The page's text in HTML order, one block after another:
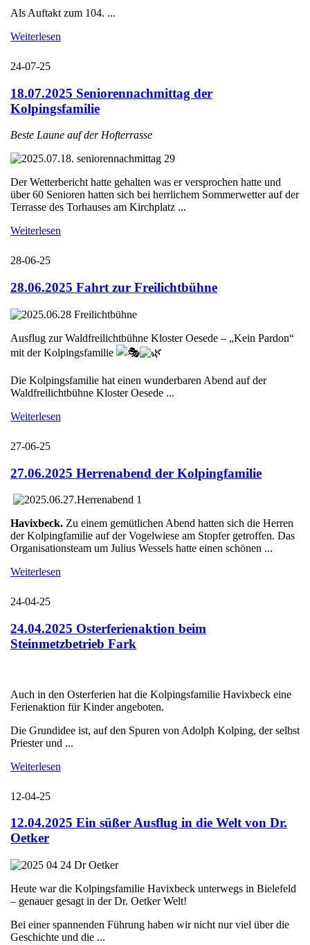
Als Auftakt zum 104. ...
Weiterlesen
24-07-25
18.07.2025 Seniorennachmittag der
Kolpingsfamilie
Beste Laune auf der Hofterrasse
Der Wetterbericht hatte gehalten was er versprochen hatte und
über 60 Senioren hatten sich bei herrlichem Sommerwetter auf der
Terrasse des Torhauses am Kirchplatz ...
Weiterlesen
28-06-25
28.06.2025 Fahrt zur Freilichtbühne
Ausflug zur Waldfreilichtbühne Kloster Oesede – „Kein Pardon“
mit der Kolpingsfamilie
Die Kolpingsfamilie hat einen wunderbaren Abend auf der
Waldfreilichtbühne Kloster Oesede ...
Weiterlesen
27-06-25
27.06.2025 Herrenabend der Kolpingfamilie
Havixbeck. Zu einem gemütlichen Abend hatten sich die Herren
der Kolpingfamilie auf der Vogelwiese am Stopfer getroffen. Das
Organisationsteam um Julius Wessels hatte einen schönen ...
Weiterlesen
24-04-25
24.04.2025 Osterferienaktion beim
Steinmetzbetrieb Fark
Auch in den Osterferien hat die Kolpingsfamilie Havixbeck eine
Ferienaktion für Kinder angeboten.
Die Grundidee ist, auf den Spuren von Adolph Kolping, der selbst
Priester und ...
Weiterlesen
12-04-25
12.04.2025 Ein süßer Ausflug in die Welt von Dr.
Oetker
Heute war die Kolpingsfamilie Havixbeck unterwegs in Bielefeld
– genauer gesagt in der Dr. Oetker Welt!
Bei einer spannenden Führung haben wir nicht nur viel über die
Geschichte und die ...